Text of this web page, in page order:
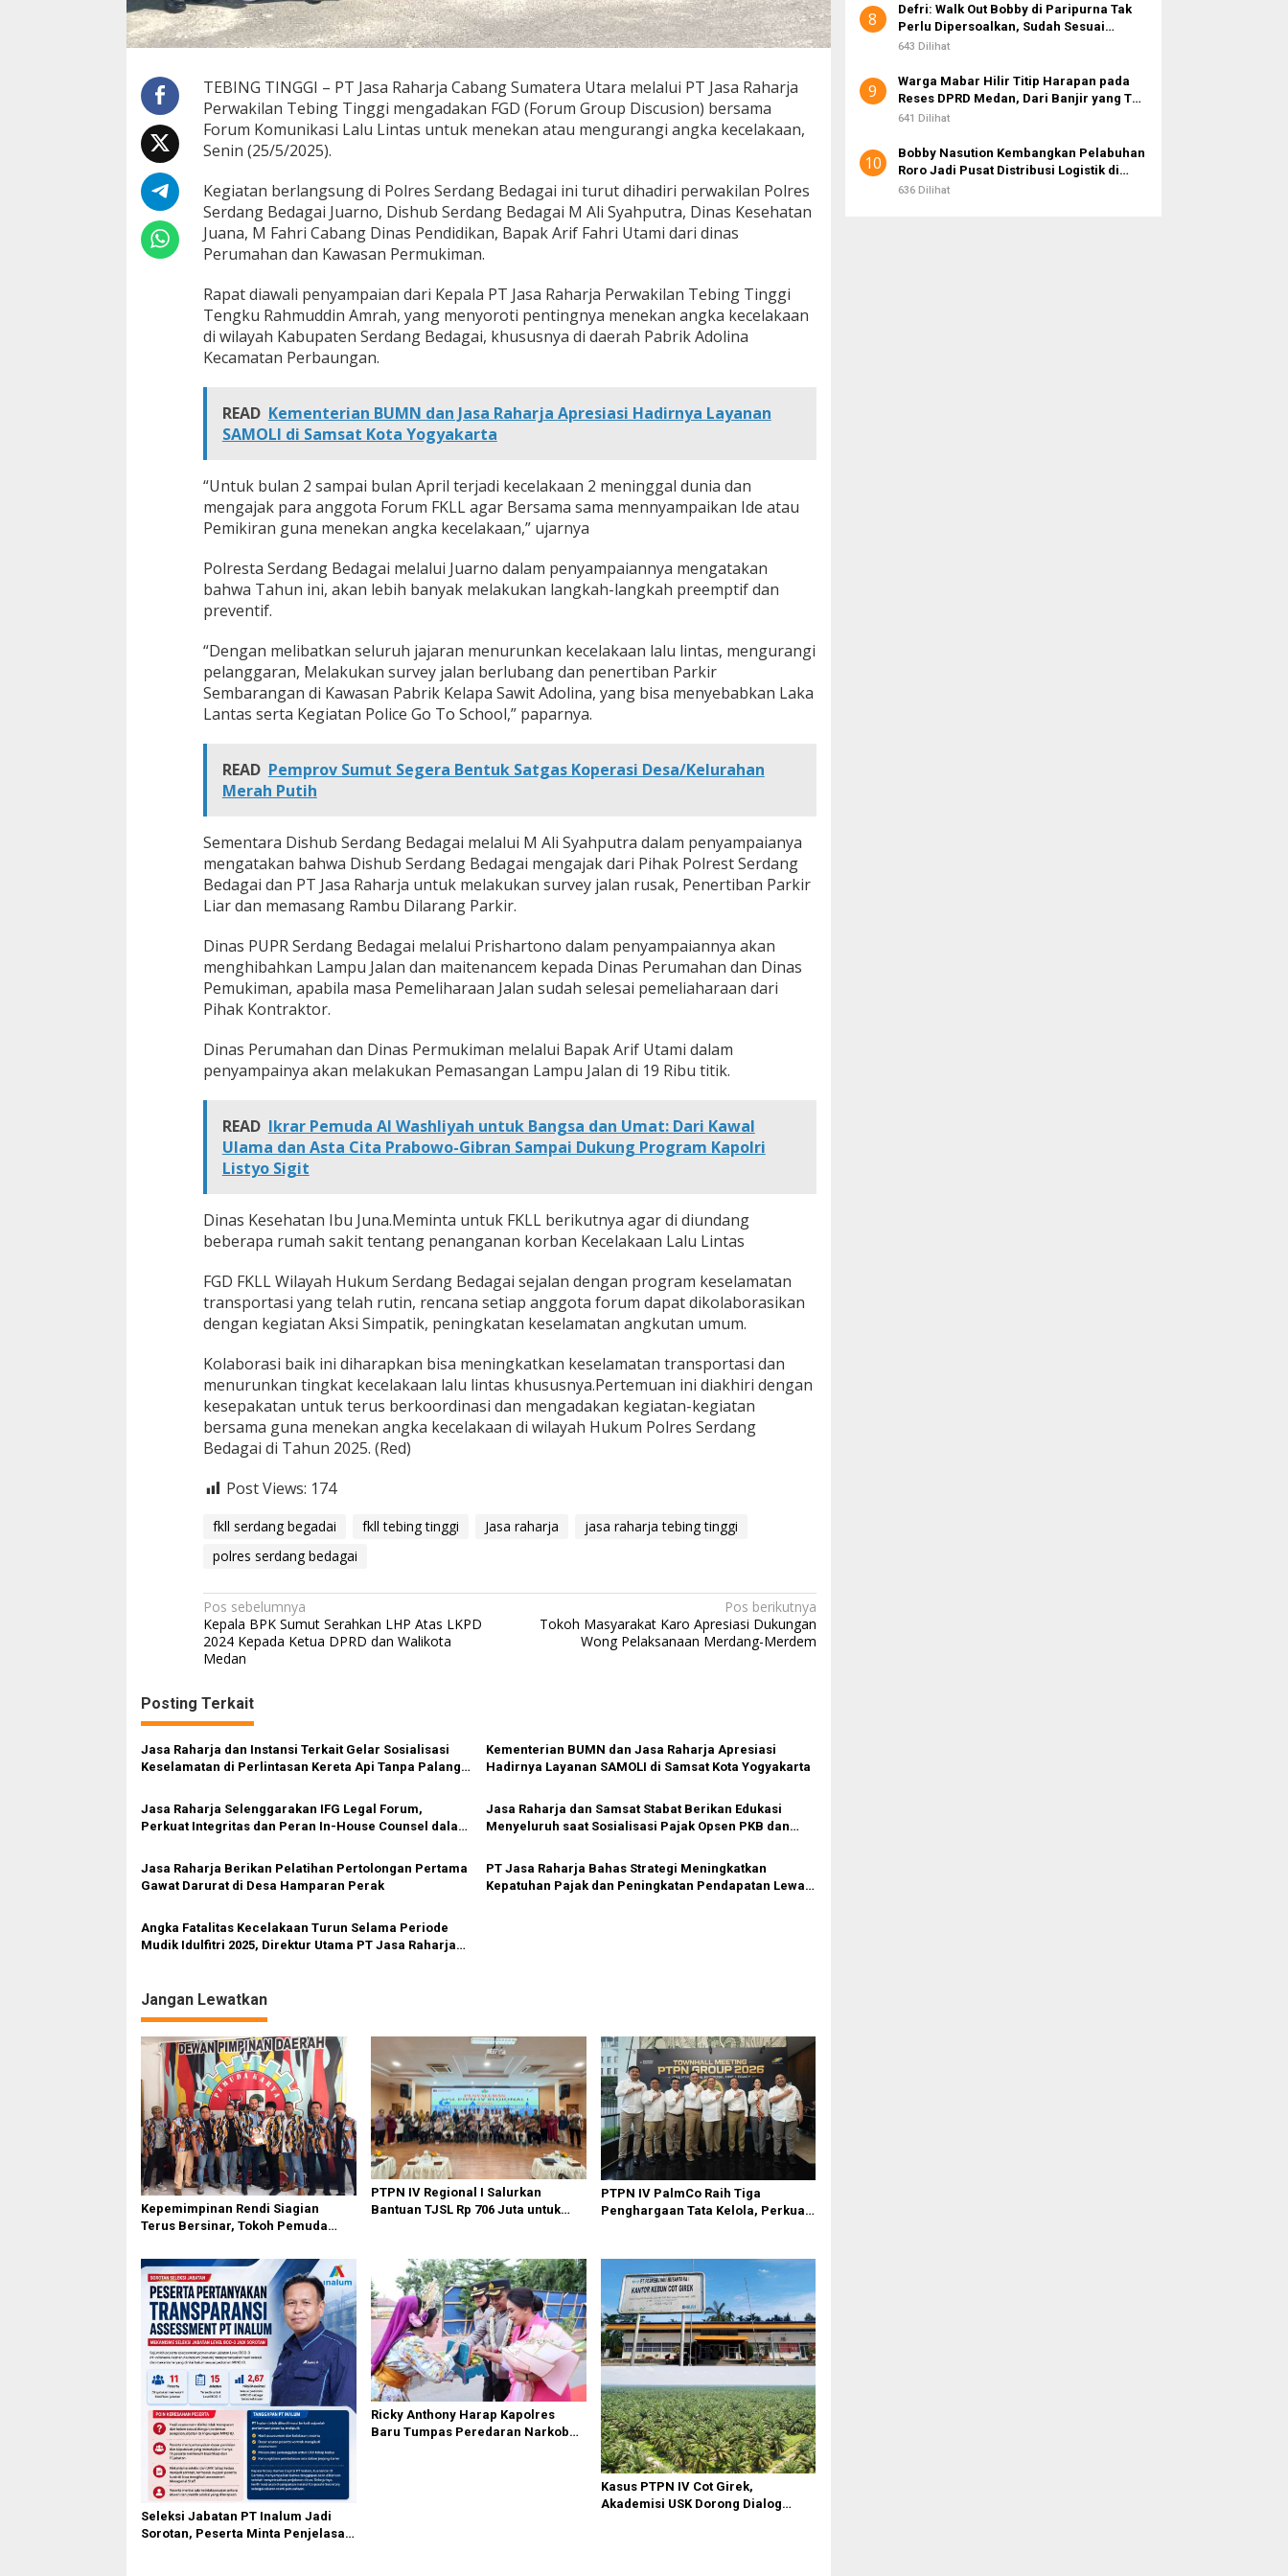
l
a
r
G
D
B
a
h
P
r
o
g
a
m
K
e
s
a
m
a
a
n
L
a
u
L
n
a
s
D
a
l
R
a
n
k
a
O
p
e
a
s
i
K
e
u
a
o
b
a
2
2
5
TEBING TINGGI – PT Jasa Raharja Cabang Sumatera Utara melalui PT Jasa Raharja
Perwakilan Tebing Tinggi mengadakan FGD (Forum Group Discusion) bersama
Forum Komunikasi Lalu Lintas untuk menekan atau mengurangi angka kecelakaan,
Senin (25/5/2025).
Kegiatan berlangsung di Polres Serdang Bedagai ini turut dihadiri perwakilan Polres
Serdang Bedagai Juarno, Dishub Serdang Bedagai M Ali Syahputra, Dinas Kesehatan
Juana, M Fahri Cabang Dinas Pendidikan, Bapak Arif Fahri Utami dari dinas
Perumahan dan Kawasan Permukiman.
Rapat diawali penyampaian dari Kepala PT Jasa Raharja Perwakilan Tebing Tinggi
Tengku Rahmuddin Amrah, yang menyoroti pentingnya menekan angka kecelakaan
di wilayah Kabupaten Serdang Bedagai, khususnya di daerah Pabrik Adolina
Kecamatan Perbaungan.
READ Kementerian BUMN dan Jasa Raharja Apresiasi Hadirnya Layanan
SAMOLI di Samsat Kota Yogyakarta
“Untuk bulan 2 sampai bulan April terjadi kecelakaan 2 meninggal dunia dan
mengajak para anggota Forum FKLL agar Bersama sama mennyampaikan Ide atau
Pemikiran guna menekan angka kecelakaan,” ujarnya
Polresta Serdang Bedagai melalui Juarno dalam penyampaiannya mengatakan
bahwa Tahun ini, akan lebih banyak melakukan langkah-langkah preemptif dan
preventif.
“Dengan melibatkan seluruh jajaran menurunkan kecelakaan lalu lintas, mengurangi
pelanggaran, Melakukan survey jalan berlubang dan penertiban Parkir
Sembarangan di Kawasan Pabrik Kelapa Sawit Adolina, yang bisa menyebabkan Laka
Lantas serta Kegiatan Police Go To School,” paparnya.
READ Pemprov Sumut Segera Bentuk Satgas Koperasi Desa/Kelurahan
Merah Putih
Sementara Dishub Serdang Bedagai melalui M Ali Syahputra dalam penyampaianya
mengatakan bahwa Dishub Serdang Bedagai mengajak dari Pihak Polrest Serdang
Bedagai dan PT Jasa Raharja untuk melakukan survey jalan rusak, Penertiban Parkir
Liar dan memasang Rambu Dilarang Parkir.
Dinas PUPR Serdang Bedagai melalui Prishartono dalam penyampaiannya akan
menghibahkan Lampu Jalan dan maitenancem kepada Dinas Perumahan dan Dinas
Pemukiman, apabila masa Pemeliharaan Jalan sudah selesai pemeliaharaan dari
Pihak Kontraktor.
Dinas Perumahan dan Dinas Permukiman melalui Bapak Arif Utami dalam
penyampainya akan melakukan Pemasangan Lampu Jalan di 19 Ribu titik.
READ Ikrar Pemuda Al Washliyah untuk Bangsa dan Umat: Dari Kawal
Ulama dan Asta Cita Prabowo-Gibran Sampai Dukung Program Kapolri
Listyo Sigit
Dinas Kesehatan Ibu Juna.Meminta untuk FKLL berikutnya agar di diundang
beberapa rumah sakit tentang penanganan korban Kecelakaan Lalu Lintas
FGD FKLL Wilayah Hukum Serdang Bedagai sejalan dengan program keselamatan
transportasi yang telah rutin, rencana setiap anggota forum dapat dikolaborasikan
dengan kegiatan Aksi Simpatik, peningkatan keselamatan angkutan umum.
Kolaborasi baik ini diharapkan bisa meningkatkan keselamatan transportasi dan
menurunkan tingkat kecelakaan lalu lintas khususnya.Pertemuan ini diakhiri dengan
kesepakatan untuk terus berkoordinasi dan mengadakan kegiatan-kegiatan
bersama guna menekan angka kecelakaan di wilayah Hukum Polres Serdang
Bedagai di Tahun 2025. (Red)
Post Views: 174
fkll serdang begadai fkll tebing tinggi Jasa raharja
jasa raharja tebing tinggi
polres serdang bedagai
N
a
v
i
g
a
s
i
p
s
Pos sebelumnya
Kepala BPK Sumut Serahkan LHP Atas LKPD
2024 Kepada Ketua DPRD dan Walikota
Medan
Pos berikutnya
Tokoh Masyarakat Karo Apresiasi Dukungan
Wong Pelaksanaan Merdang-Merdem
Posting Terkait
Jasa Raharja dan Instansi Terkait Gelar Sosialisasi
Keselamatan di Perlintasan Kereta Api Tanpa Palang
Kementerian BUMN dan Jasa Raharja Apresiasi
Hadirnya Layanan SAMOLI di Samsat Kota Yogyakarta
Jasa Raharja Selenggarakan IFG Legal Forum,
Perkuat Integritas dan Peran In-House Counsel dalam
Jasa Raharja dan Samsat Stabat Berikan Edukasi
Menyeluruh saat Sosialisasi Pajak Opsen PKB dan
Jasa Raharja Berikan Pelatihan Pertolongan Pertama
Gawat Darurat di Desa Hamparan Perak
PT Jasa Raharja Bahas Strategi Meningkatkan
Kepatuhan Pajak dan Peningkatan Pendapatan Lewat
Angka Fatalitas Kecelakaan Turun Selama Periode
Mudik Idulfitri 2025, Direktur Utama PT Jasa Raharja
Jangan Lewatkan
Kepemimpinan Rendi Siagian
Terus Bersinar, Tokoh Pemuda
PTPN IV Regional I Salurkan
Bantuan TJSL Rp 706 Juta untuk
PTPN IV PalmCo Raih Tiga
Penghargaan Tata Kelola, Perkuat
Seleksi Jabatan PT Inalum Jadi
Sorotan, Peserta Minta Penjelasan
Ricky Anthony Harap Kapolres
Baru Tumpas Peredaran Narkoba
Kasus PTPN IV Cot Girek,
Akademisi USK Dorong Dialog
8
Defri: Walk Out Bobby di Paripurna Tak
Perlu Dipersoalkan, Sudah Sesuai
Kourum
643 Dilihat
9
Warga Mabar Hilir Titip Harapan pada
Reses DPRD Medan, Dari Banjir yang Tak
Kunjung Surut hingga Layanan IKD
641 Dilihat
10
Bobby Nasution Kembangkan Pelabuhan
Roro Jadi Pusat Distribusi Logistik di
Kepulauan Nias
636 Dilihat